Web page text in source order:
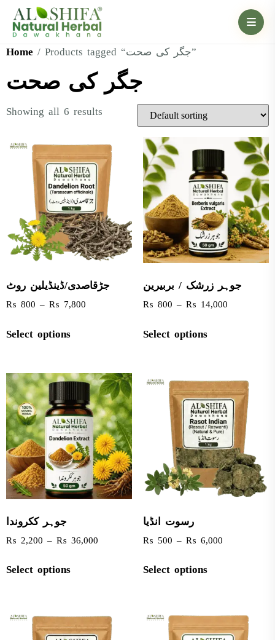
Home / Products tagged “جگر کی صحت”
جگر کی صحت
Showing all 6 results
جڑقاصدی/ڈینڈیلین روٹ
₨ 800 – ₨ 7,800
Select options
جوہر زرشک / بربیرین
₨ 800 – ₨ 14,000
Select options
جوہر ککروندا
₨ 2,200 – ₨ 36,000
Select options
رسوت انڈیا
₨ 500 – ₨ 6,000
Select options